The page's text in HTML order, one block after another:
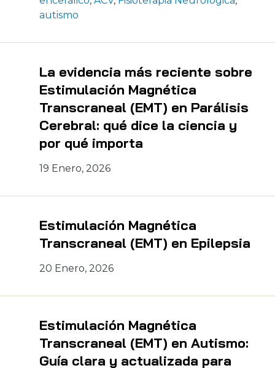
autismo
La evidencia más reciente sobre
Estimulación Magnética
Transcraneal (EMT) en Parálisis
Cerebral: qué dice la ciencia y
por qué importa
19 Enero, 2026
Estimulación Magnética
Transcraneal (EMT) en Epilepsia
20 Enero, 2026
Estimulación Magnética
Transcraneal (EMT) en Autismo:
Guía clara y actualizada para